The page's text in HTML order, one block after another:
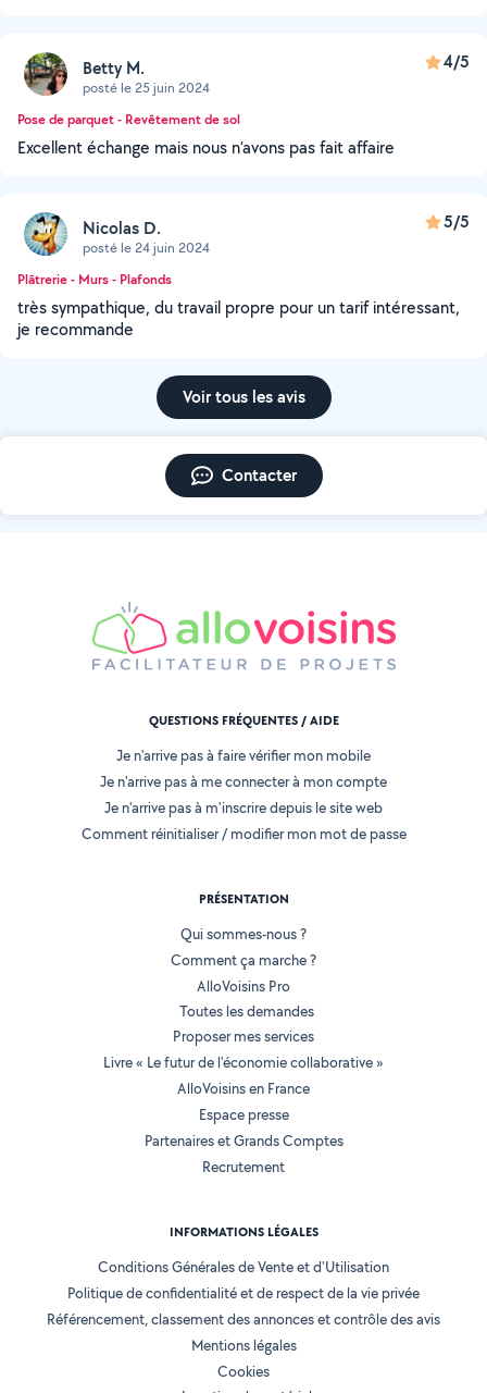
Betty M.
posté le 25 juin 2024
4/5
Pose de parquet - Revêtement de sol
Excellent échange mais nous n’avons pas fait affaire
Nicolas D.
posté le 24 juin 2024
5/5
Plâtrerie - Murs - Plafonds
très sympathique, du travail propre pour un tarif intéressant,
je recommande
Voir tous les avis
Contacter
QUESTIONS FRÉQUENTES / AIDE
Je n'arrive pas à faire vérifier mon mobile
Je n'arrive pas à me connecter à mon compte
Je n'arrive pas à m'inscrire depuis le site web
Comment réinitialiser / modifier mon mot de passe
PRÉSENTATION
Qui sommes-nous ?
Comment ça marche ?
AlloVoisins Pro
Toutes les demandes
Proposer mes services
Livre « Le futur de l'économie collaborative »
AlloVoisins en France
Espace presse
Partenaires et Grands Comptes
Recrutement
INFORMATIONS LÉGALES
Conditions Générales de Vente et d'Utilisation
Politique de confidentialité et de respect de la vie privée
Référencement, classement des annonces et contrôle des avis
Mentions légales
Cookies